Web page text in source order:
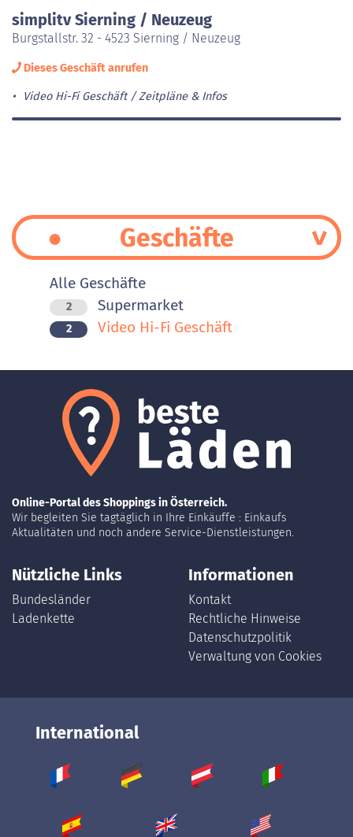
simplitv Sierning / Neuzeug
Burgstallstr. 32 - 4523 Sierning / Neuzeug
Dieses Geschäft anrufen
Video Hi-Fi Geschäft Zeitpläne & Infos
Geschäfte
Alle Geschäfte
2 Supermarket
2 Video Hi-Fi Geschäft
Online-Portal des Shoppings in Österreich.
Wir begleiten Sie tagtäglich in Ihre Einkäuffe : Einkaufs
Aktualitäten und noch andere Service-Dienstleistungen.
Nützliche Links
Bundesländer
Ladenkette
Informationen
Kontakt
Rechtliche Hinweise
Datenschutzpolitik
Verwaltung von Cookies
International